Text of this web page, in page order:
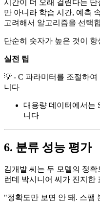
시간이 더 오래 걸린다는
만 아니라 학습 시간, 예측
고려해서 알고리즘을 선택
단순히 숫자가 높은 것이
실전 팁
💡 - C 파라미터를 조절하
니다
대용량 데이터에서는
니다
6. 분류 성능 평가
김개발 씨는 두 모델의 정
런데 박시니어 씨가 진지한
"정확도만 보면 안 돼. 스팸